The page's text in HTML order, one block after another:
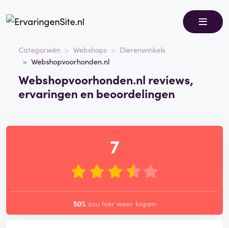
Categorieën Webshops
Dierenwinkels
Webshopvoorhonden.nl
Webshopvoorhonden.nl reviews,
ervaringen en beoordelingen
7
50% zou hier weer kopen